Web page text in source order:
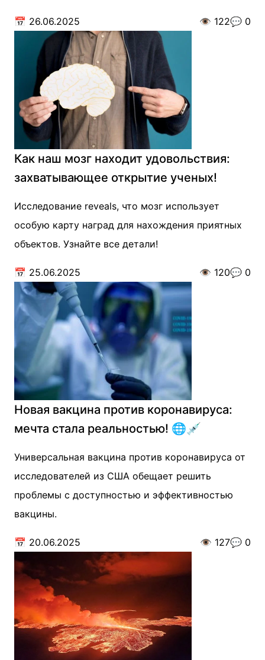
📅 26.06.2025 👁️ 122💬 0
Как наш мозг находит удовольствия:
захватывающее открытие ученых!
Исследование reveals, что мозг использует
особую карту наград для нахождения приятных
объектов. Узнайте все детали!
📅 25.06.2025 👁️ 120💬 0
Новая вакцина против коронавируса:
мечта стала реальностью! 🌐💉
Универсальная вакцина против коронавируса от
исследователей из США обещает решить
проблемы с доступностью и эффективностью
вакцины.
📅 20.06.2025 👁️ 127💬 0